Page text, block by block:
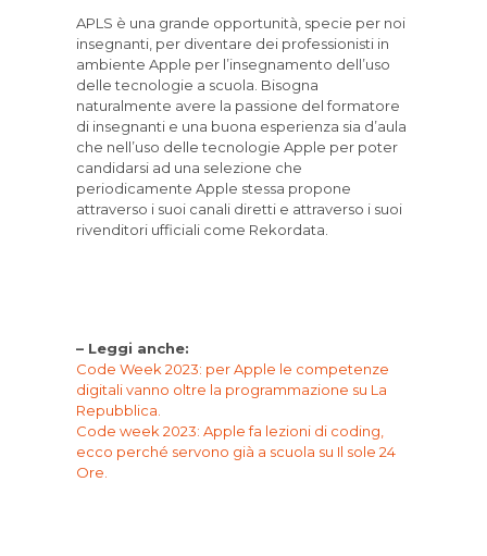
APLS è una grande opportunità, specie per noi
insegnanti, per diventare dei professionisti in
ambiente Apple per l’insegnamento dell’uso
delle tecnologie a scuola. Bisogna
naturalmente avere la passione del formatore
di insegnanti e una buona esperienza sia d’aula
che nell’uso delle tecnologie Apple per poter
candidarsi ad una selezione che
periodicamente Apple stessa propone
attraverso i suoi canali diretti e attraverso i suoi
rivenditori ufficiali come Rekordata.
– Leggi anche:
Code Week 2023: per Apple le competenze
digitali vanno oltre la programmazione su La
Repubblica.
Code week 2023: Apple fa lezioni di coding,
ecco perché servono già a scuola su Il sole 24
Ore.